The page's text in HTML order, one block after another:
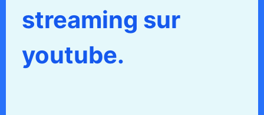
streaming sur
youtube.